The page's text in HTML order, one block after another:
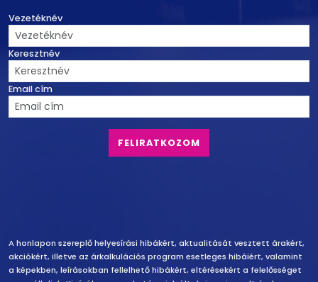
Vezetéknév
Keresztnév
Email cím
Felelősség vállalás
A honlapon szereplő helyesírási hibákért, aktualitását vesztett árakért,
akciókért, illetve az árkalkulációs program esetleges hibáiért, valamint
a képekben, leírásokban fellelhető hibákért, eltérésekért a felelősséget